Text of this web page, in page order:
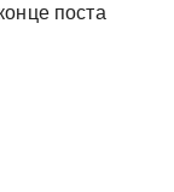
поста